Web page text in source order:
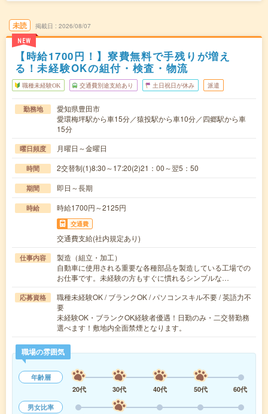
未読
NEW
掲載日 2026/08/07
【時給1700円！】寮費無料で手残りが増え
る！未経験OKの組付・検査・物流
職種未経験OK 交通費別途支給あり 土日祝日が休み 派遣
勤務地
愛知県豊田市
愛環梅坪駅から車15分／猿投駅から車10分／四郷駅から車
15分
曜日頻度 月曜日～金曜日
時間 2交替制(1)8:30～17:20(2)21：00～翌5：50
期間 即日～長期
時給 時給1700円～2125円
交通費
交通費支給(社内規定あり)
仕事内容
製造（組立・加工）
自動車に使用される重要な各種部品を製造している工場での
お仕事です。未経験の方もすぐに慣れるシンプルな…
応募資格
職種未経験OK / ブランクOK / パソコンスキル不要 / 英語力不
要
未経験OK・ブランクOK経験者優遇！日勤のみ・二交替勤務
選べます！敷地内全面禁煙となります。
職場の雰囲気
年齢層
20代
30代 40代 50代
60代
男女比率